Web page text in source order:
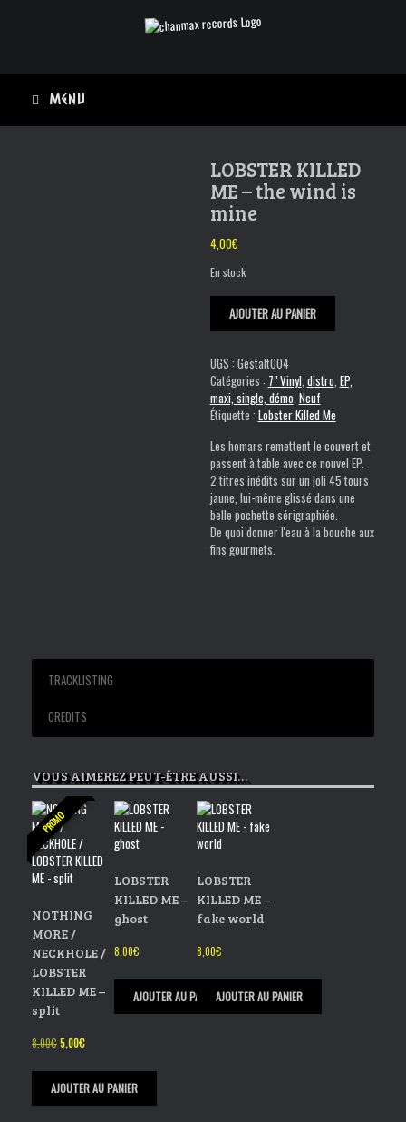
Menu
LOBSTER KILLED
ME – the wind is
mine
4,00€
En stock
LOBSTER
KILLED
ME
-
the
wind
is
mine
AJOUTER AU PANIER
UGS : Gestalt004
Catégories : 7" Vinyl distro EP,
maxi, single, démo Neuf
Étiquette : Lobster Killed Me
Les homars remettent le couvert et
passent à table avec ce nouvel EP.
2 titres inédits sur un joli 45 tours
jaune, lui-même glissé dans une
belle pochette sérigraphiée.
De quoi donner l'eau à la bouche aux
fins gourmets.
TRACKLISTING
CREDITS
01 The wind is mine
Gestalt records 2008
VOUS AIMEREZ PEUT-ÊTRE AUSSI…
PROMO
NOTHING
MORE /
NECKHOLE /
LOBSTER
KILLED ME –
split
8,00€Le
initial
était :
5,00€Le
actuel
est :
AJOUTER AU PANIER
LOBSTER
KILLED ME –
ghost
8,00€
AJOUTER AU PANIER
LOBSTER
KILLED ME –
fake world
8,00€
AJOUTER AU PANIER